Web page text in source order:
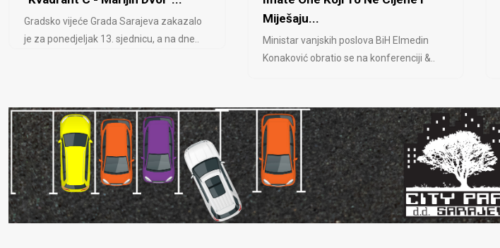
Gradsko vijeće Grada Sarajeva zakazalo
je za ponedjeljak 13. sjednicu, a na dne..
Miješaju...
Ministar vanjskih poslova BiH Elmedin
Konaković obratio se na konferenciji &..